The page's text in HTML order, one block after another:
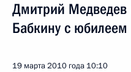
Дмитрий Медведев
Бабкину с юбилеем
19 марта 2010 года 10:10